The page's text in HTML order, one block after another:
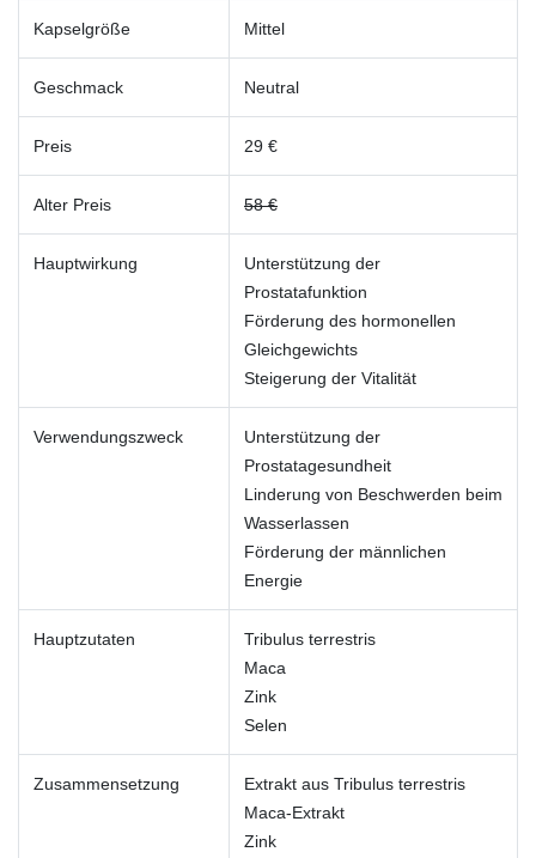
Kapselgröße Mittel
Geschmack Neutral
Preis 29 €
Alter Preis 58 €
Hauptwirkung
Unterstützung der
Prostatafunktion
Förderung des hormonellen
Gleichgewichts
Steigerung der Vitalität
Verwendungszweck
Unterstützung der
Prostatagesundheit
Linderung von Beschwerden beim
Wasserlassen
Förderung der männlichen
Energie
Hauptzutaten
Tribulus terrestris
Maca
Zink
Selen
Zusammensetzung
Extrakt aus Tribulus terrestris
Maca-Extrakt
Zink